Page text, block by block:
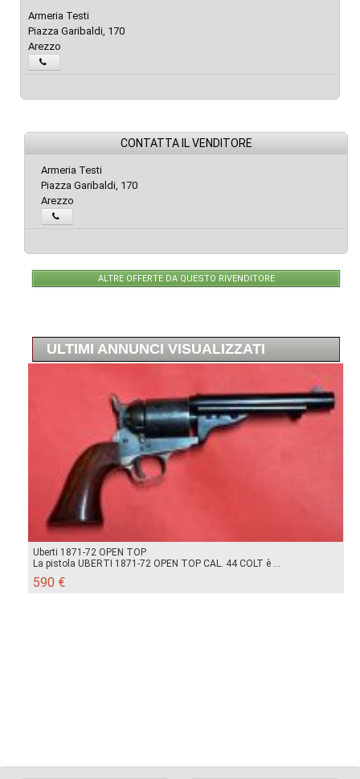
Armeria Testi
Piazza Garibaldi, 170
Arezzo
CONTATTA IL VENDITORE
Armeria Testi
Piazza Garibaldi, 170
Arezzo
ALTRE OFFERTE DA QUESTO RIVENDITORE
ULTIMI ANNUNCI VISUALIZZATI
Uberti 1871-72 OPEN TOP
La pistola UBERTI 1871-72 OPEN TOP CAL. 44 COLT è ...
590 €